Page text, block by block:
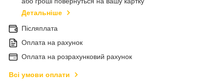
Детальніше
Післяплата
Оплата на рахунок
Оплата на розрахунковий рахунок
Всі умови оплати